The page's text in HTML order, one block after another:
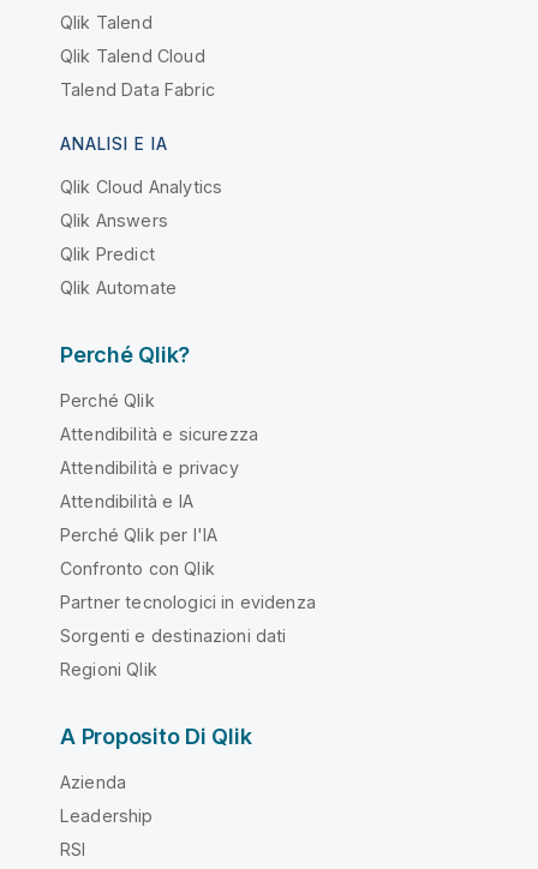
Qlik Talend
Qlik Talend Cloud
Talend Data Fabric
ANALISI E IA
Qlik Cloud Analytics
Qlik Answers
Qlik Predict
Qlik Automate
Perché Qlik?
Perché Qlik
Attendibilità e sicurezza
Attendibilità e privacy
Attendibilità e IA
Perché Qlik per l'IA
Confronto con Qlik
Partner tecnologici in evidenza
Sorgenti e destinazioni dati
Regioni Qlik
A Proposito Di Qlik
Azienda
Leadership
RSI